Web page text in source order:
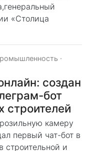
«Столица
·
создан
бот
строителей
камеру
первый чат-бот в
строительной и